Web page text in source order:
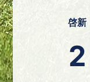
啓新
2